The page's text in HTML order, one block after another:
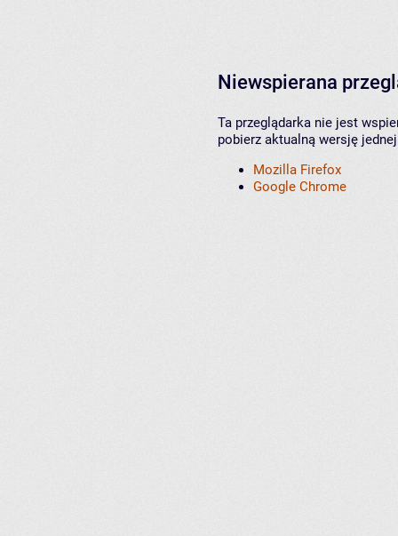
Niewspierana
Ta przeglądarka nie jest
pobierz aktualną wersję
Mozilla Firefox
Google Chrome